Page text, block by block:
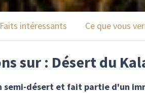
Faits intéressants Ce que vous
sur : Désert du
semi-désert et fait partie d'un